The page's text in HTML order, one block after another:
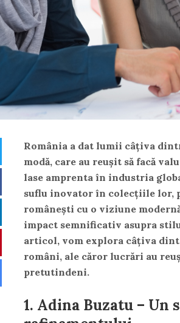
Twitter
Facebook
LinkedIn
Pinterest
România a dat lumii câțiva
modă, care au reușit să facă
lase amprenta în industria
suflu inovator în colecțiile lor,
românești cu o viziune
impact semnificativ asupra
articol, vom explora câțiva
români, ale căror lucrări au
pretutindeni.
1. Adina Buzatu – Un